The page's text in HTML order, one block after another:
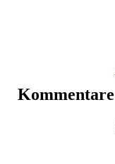
Kommentare